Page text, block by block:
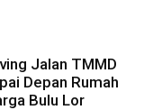
Jalan TMMD
Depan Rumah
Bulu Lor